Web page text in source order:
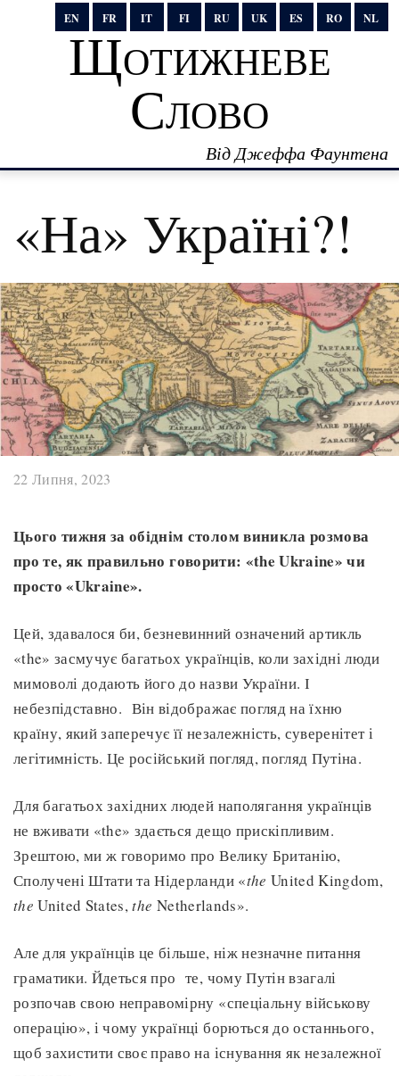
EN FR IT FI RU UK ES RO NL
Щотижневе
Слово
Від Джеффа Фаунтена
«На» Україні?!
22 Липня, 2023
Цього тижня за обіднім столом виникла розмова
про те, як правильно говорити: «the Ukraine» чи
просто «Ukraine».
Цей, здавалося би, безневинний означений артикль
«the» засмучує багатьох українців, коли західні люди
мимоволі додають його до назви України. І
небезпідставно. Він відображає погляд на їхню
країну, який заперечує її незалежність, суверенітет і
легітимність. Це російський погляд, погляд Путіна.
Для багатьох західних людей наполягання українців
не вживати «the» здається дещо прискіпливим.
Зрештою, ми ж говоримо про Велику Британію,
Сполучені Штати та Нідерланди «the United Kingdom,
theUnited States,the Netherlands».
Але для українців це більше, ніж незначне питання
граматики. Йдеться про те, чому Путін взагалі
розпочав свою неправомірну «спеціальну військову
операцію», і чому українці борються до останнього,
щоб захистити своє право на існування як незалежної